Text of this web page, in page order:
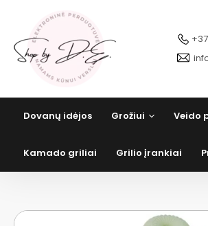
turinio
Dovanų idėjos Grožiui Veido
Kamado griliai Grilio įrankiai